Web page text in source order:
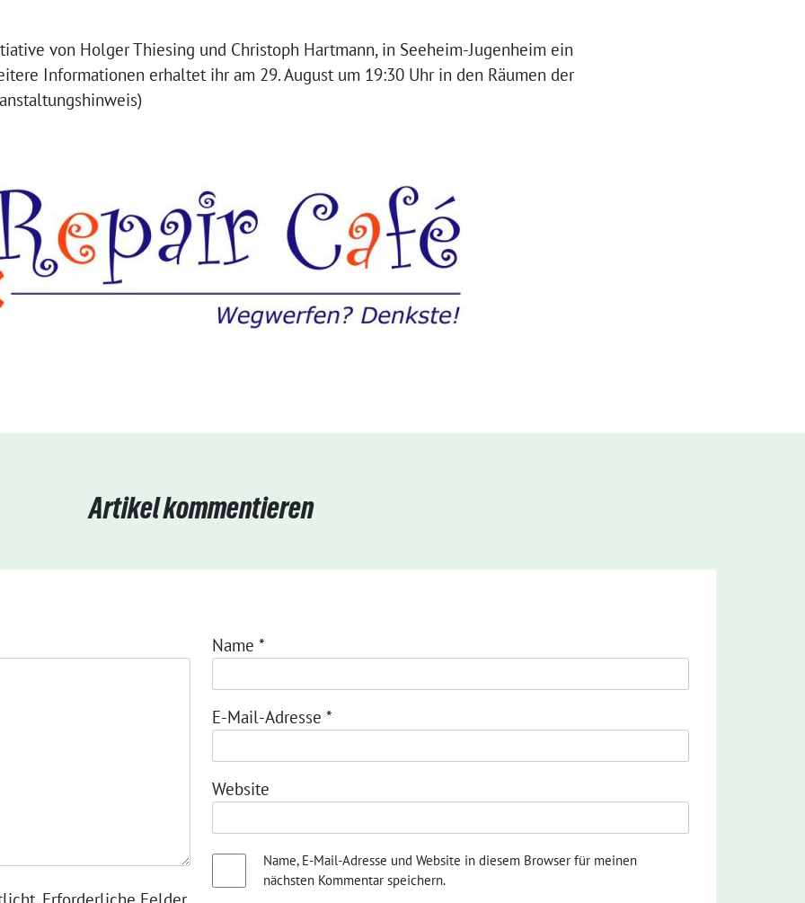
von Holger Thiesing und Christoph Hartmann, in Seeheim-Jugenheim ein
Informationen erhaltet ihr am 29. August um 19:30 Uhr in den Räumen der
Artikel kommentieren
Name *
E-Mail-Adresse *
Website
Name, E-Mail-Adresse und Website in diesem Browser für meinen
nächsten Kommentar speichern.